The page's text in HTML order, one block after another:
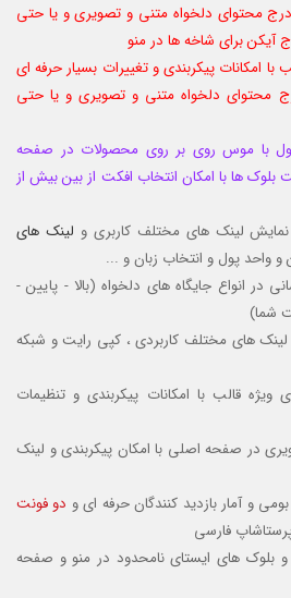
درج محتوای دلخواه متنی و تصویری و یا حتی
آیکن برای شاخه ها در منو
با امکانات پیکربندی و تغییرات بسیار حرفه ای
محتوای دلخواه متنی و تصویری و یا حتی
با موس روی بر روی محصولات در صفحه
ها با امکان انتخاب افکت از بین بیش از
لینک های مختلف کاربری و لینک های
و واحد پول و انتخاب زبان و ...
در انواع جایگاه های دلخواه (بالا - پایین -
شما)
های مختلف کاربردی ، کپی رایت و شبکه
ویژه قالب با امکانات پیکربندی و تنظیمات
در صفحه اصلی با امکان پیکربندی و لینک
و آمار بازدید کنندگان حرفه ای و دو فونت
فارسی
و بلوک های ایستای نامحدود در منو و صفحه